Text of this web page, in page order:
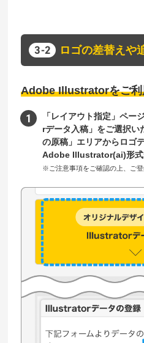
ロゴの差替えや
Adobe Illustratorをご利
「レイアウト指定」ペ
rデータ入稿」をご選択
の原稿」エリアからロゴ
Adobe Illustrator(ai)形式
※ご注意事項をご確認の上、ご登